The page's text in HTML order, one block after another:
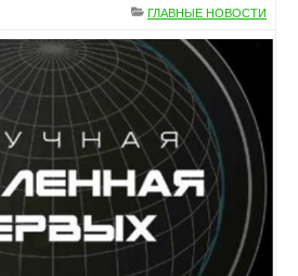
ГЛАВНЫЕ НОВОСТИ